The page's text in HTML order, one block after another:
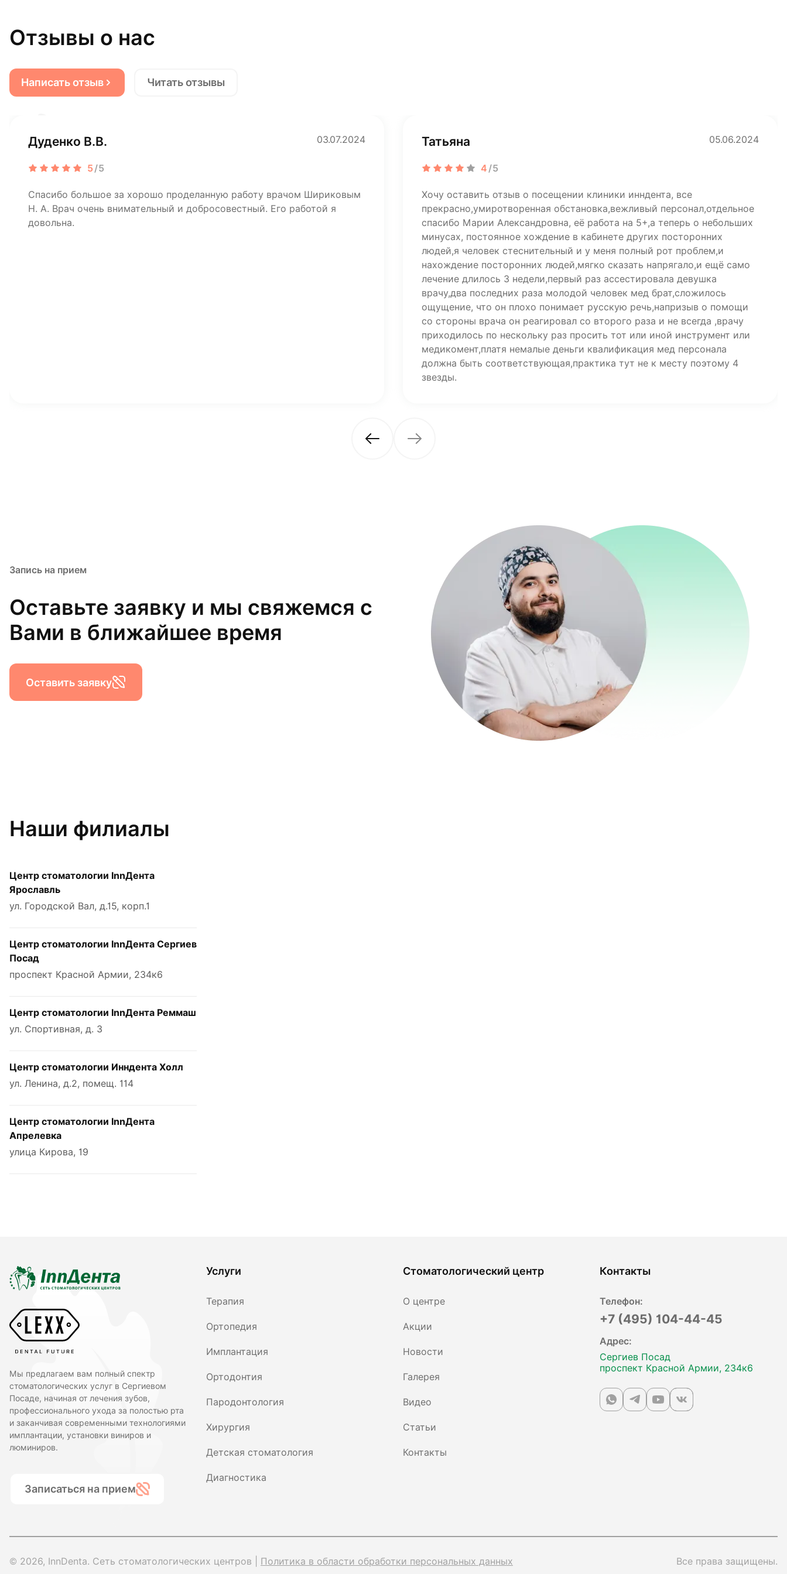
Отзывы о нас
Написать отзыв Читать отзывы
Дуденко В.В. 03.07.2024
5/5
Спасибо большое за хорошо проделанную работу врачом Шириковым
Н. А. Врач очень внимательный и добросовестный. Его работой я
довольна.
Татьяна 05.06.2024
4 /5
Хочу оставить отзыв о посещении клиники инндента, все
прекрасно,умиротворенная обстановка,вежливый персонал,отдельное
спасибо Марии Александровна, её работа на 5+,а теперь о небольших
минусах, постоянное хождение в кабинете других посторонних
людей,я человек стеснительный и у меня полный рот проблем,и
нахождение посторонних людей,мягко сказать напрягало,и ещё само
лечение длилось 3 недели,первый раз ассестировала девушка
врачу,два последних раза молодой человек мед брат,сложилось
ощущение, что он плохо понимает русскую речь,напризыв о помощи
со стороны врача он реагировал со второго раза и не всегда ,врачу
приходилось по нескольку раз просить тот или иной инструмент или
медикомент,платя немалые деньги квалификация мед персонала
должна быть соответствующая,практика тут не к месту поэтому 4
звезды.
Запись на прием
Оставьте заявку и мы свяжемся с
Вами в ближайшее время
Оставить заявку
Наши филиалы
Центр стоматологии InnДента
Ярославль
ул. Городской Вал, д.15, корп.1
Центр стоматологии InnДента Сергиев
Посад
проспект Красной Армии, 234к6
Центр стоматологии InnДента Реммаш
ул. Спортивная, д. 3
Центр стоматологии Инндента Холл
ул. Ленина, д.2, помещ. 114
Центр стоматологии InnДента
Апрелевка
улица Кирова, 19
Мы предлагаем вам полный спектр
стоматологических услуг в Сергиевом
Посаде, начиная от лечения зубов,
профессионального ухода за полостью рта
и заканчивая современными технологиями
имплантации, установки виниров и
люминиров.
Записаться на прием
Услуги
Терапия
Ортопедия
Имплантация
Ортодонтия
Пародонтология
Хирургия
Детская стоматология
Диагностика
Стоматологический центр
О центре
Акции
Новости
Галерея
Видео
Статьи
Контакты
Контакты
Телефон:
+7 (495) 104-44-45
Адрес:
Сергиев Посад
проспект Красной Армии, 234к6
© 2026, InnDenta. Сеть стоматологических центров | Политика в области обработки персональных данных Все права защищены.